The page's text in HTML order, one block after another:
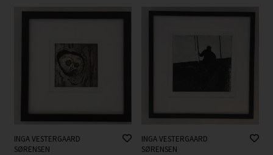
INGA VESTERGAARD
SØRENSEN
INGA VESTERGAARD
SØRENSEN